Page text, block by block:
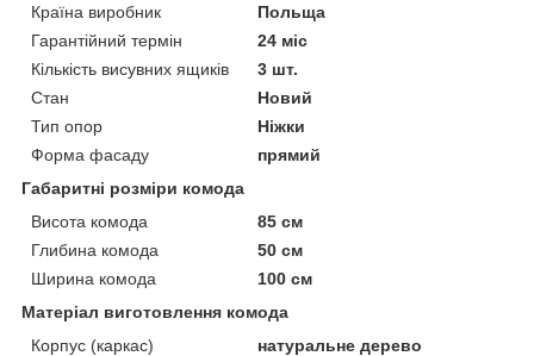
Країна виробник
Польща
Гарантійний термін
24 міс
Кількість висувних ящиків
3 шт.
Стан
Новий
Тип опор
Ніжки
Форма фасаду
прямий
Габаритні розміри комода
Висота комода
85 см
Глибина комода
50 см
Ширина комода
100 см
Матеріал виготовлення комода
Корпус (каркас)
натуральне дерево